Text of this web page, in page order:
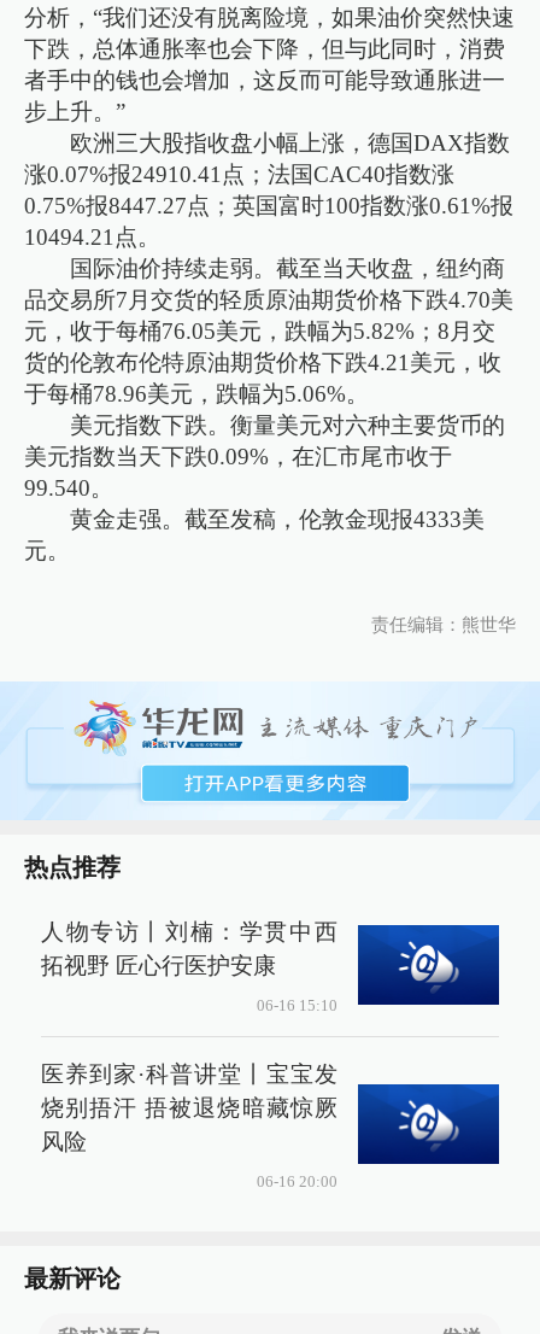
分析，“我们还没有脱离险境，如果油价突然快速
下跌，总体通胀率也会下降，但与此同时，消费
者手中的钱也会增加，这反而可能导致通胀进一
步上升。”
欧洲三大股指收盘小幅上涨，德国DAX指数
涨0.07%报24910.41点；法国CAC40指数涨
0.75%报8447.27点；英国富时100指数涨0.61%报
10494.21点。
国际油价持续走弱。截至当天收盘，纽约商
品交易所7月交货的轻质原油期货价格下跌4.70美
元，收于每桶76.05美元，跌幅为5.82%；8月交
货的伦敦布伦特原油期货价格下跌4.21美元，收
于每桶78.96美元，跌幅为5.06%。
美元指数下跌。衡量美元对六种主要货币的
美元指数当天下跌0.09%，在汇市尾市收于
99.540。
黄金走强。截至发稿，伦敦金现报4333美
元。
责任编辑：熊世华
热点推荐
人物专访丨刘楠：学贯中西
拓视野 匠心行医护安康
06-16 15:10
医养到家·科普讲堂丨宝宝发
烧别捂汗 捂被退烧暗藏惊厥
风险
06-16 20:00
最新评论